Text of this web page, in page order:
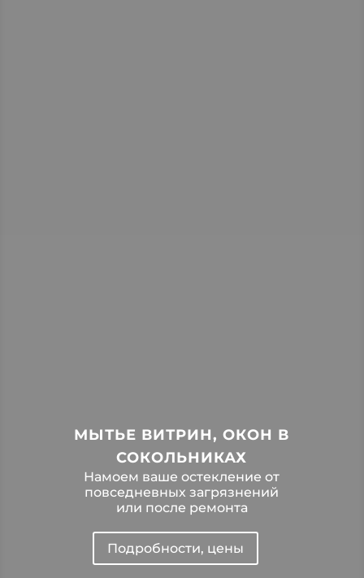
МЫТЬЕ ВИТРИН, ОКОН В
СОКОЛЬНИКАХ
Намоем ваше остекление от
повседневных загрязнений
или после ремонта
Подробности, цены